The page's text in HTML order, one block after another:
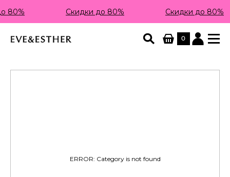
0
80% Скидки до 80% Скидки до 80%
ERROR: Category is not found